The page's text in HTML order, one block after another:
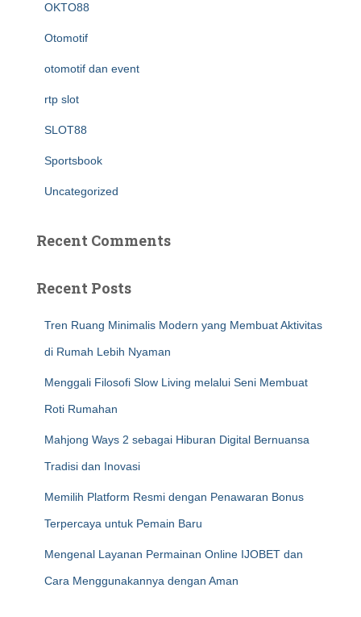
OKTO88
Otomotif
otomotif dan event
rtp slot
SLOT88
Sportsbook
Uncategorized
Recent Comments
Recent Posts
Tren Ruang Minimalis Modern yang Membuat Aktivitas
di Rumah Lebih Nyaman
Menggali Filosofi Slow Living melalui Seni Membuat
Roti Rumahan
Mahjong Ways 2 sebagai Hiburan Digital Bernuansa
Tradisi dan Inovasi
Memilih Platform Resmi dengan Penawaran Bonus
Terpercaya untuk Pemain Baru
Mengenal Layanan Permainan Online IJOBET dan
Cara Menggunakannya dengan Aman